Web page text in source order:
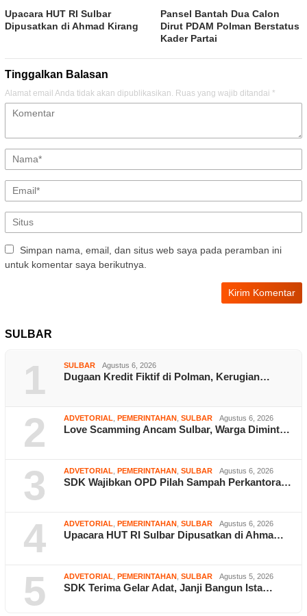
Upacara HUT RI Sulbar
Dipusatkan di Ahmad Kirang
Pansel Bantah Dua Calon
Dirut PDAM Polman Berstatus
Kader Partai
Tinggalkan Balasan
Alamat email Anda tidak akan dipublikasikan. Ruas yang wajib ditandai *
Simpan nama, email, dan situs web saya pada peramban ini
untuk komentar saya berikutnya.
SULBAR
1 SULBAR Agustus 6, 2026
Dugaan Kredit Fiktif di Polman, Kerugian…
2 ADVETORIAL PEMERINTAHAN SULBAR Agustus 6, 2026
Love Scamming Ancam Sulbar, Warga Dimint…
3 ADVETORIAL PEMERINTAHAN SULBAR Agustus 6, 2026
SDK Wajibkan OPD Pilah Sampah Perkantora…
4 ADVETORIAL PEMERINTAHAN SULBAR Agustus 6, 2026
Upacara HUT RI Sulbar Dipusatkan di Ahma…
5 ADVETORIAL PEMERINTAHAN SULBAR Agustus 5, 2026
SDK Terima Gelar Adat, Janji Bangun Ista…